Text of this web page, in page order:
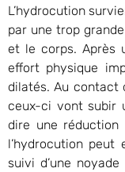
L’hydrocution
par une trop
et le corps. Après
effort physique
dilatés. Au contact
ceux-ci vont subir
dire une réduction
l’hydrocution peut
suivi d’une